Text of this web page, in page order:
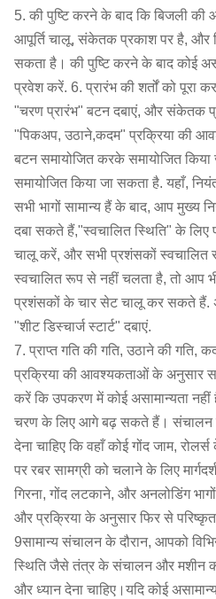
5. की पुष्टि करने के बाद कि बिजली की
आपूर्ति चालू, संकेतक प्रकाश पर है, और
सकता है। की पुष्टि करने के बाद कोई
प्रवेश करें. 6. प्रारंभ की शर्तों को पूरा
"चरण प्रारंभ" बटन दबाएं, और संकेतक
"पिकअप, उठाने,कदम" प्रक्रिया की
बटन समायोजित करके समायोजित
समायोजित किया जा सकता है. यहाँ,
सभी भागों सामान्य हैं के बाद, आप
दबा सकते हैं,"स्वचालित स्थिति" के
चालू करें, और सभी प्रशंसकों
स्वचालित रूप से नहीं चलता है, तो आप
प्रशंसकों के चार सेट चालू कर सकते हैं.
"शीट डिस्चार्ज स्टार्ट" दबाएं.
7. प्राप्त गति की गति, उठाने की गति,
प्रक्रिया की आवश्यकताओं के अनुसार
करें कि उपकरण में कोई असामान्यता
चरण के लिए आगे बढ़ सकते हैं। संचालन
देना चाहिए कि वहाँ कोई गोंद जाम,
पर रबर सामग्री को चलाने के लिए
गिरना, गोंद लटकाने, और अनलोडिंग
और प्रक्रिया के अनुसार फिर से
9सामान्य संचालन के दौरान, आपको
स्थिति जैसे तंत्र के संचालन और मशीन की
और ध्यान देना चाहिए।यदि कोई